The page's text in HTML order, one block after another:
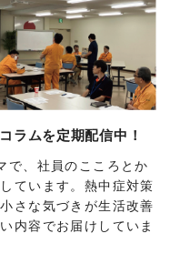
ラムを定期配信中！
で、社員のこころとか
ています。熱中症対策
さな気づきが生活改善
内容でお届けしていま